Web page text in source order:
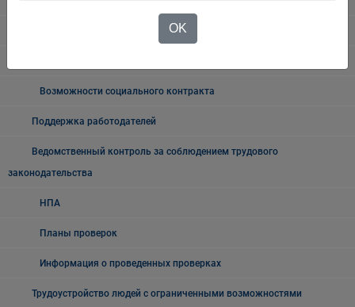
О неформальной занятости: ролики, релизы
Возможности социального контракта
Поддержка работодателей
Ведомственный контроль за соблюдением трудового
законодательства
НПА
Планы проверок
Информация о проведенных проверках
Трудоустройство людей с ограниченными возможностями
OK